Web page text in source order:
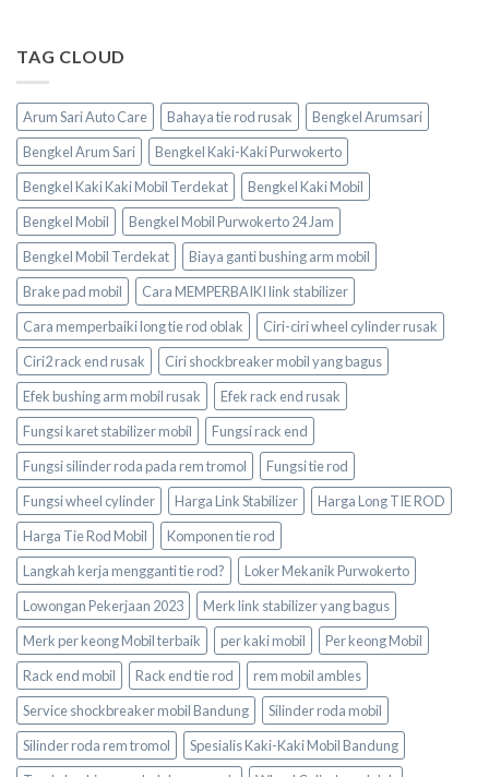
TAG CLOUD
Arum Sari Auto Care Bahaya tie rod rusak
Bengkel Arumsari
Bengkel Arum Sari
Bengkel Kaki-Kaki Purwokerto
Bengkel Kaki Kaki Mobil Terdekat
Bengkel Kaki Mobil
Bengkel Mobil
Bengkel Mobil Purwokerto 24 Jam
Bengkel Mobil Terdekat
Biaya ganti bushing arm mobil
Brake pad mobil
Cara MEMPERBAIKI link stabilizer
Cara memperbaiki long tie rod oblak
Ciri-ciri wheel cylinder rusak
Ciri2 rack end rusak
Ciri shockbreaker mobil yang bagus
Efek bushing arm mobil rusak
Efek rack end rusak
Fungsi karet stabilizer mobil
Fungsi rack end
Fungsi silinder roda pada rem tromol
Fungsi tie rod
Fungsi wheel cylinder
Harga Link Stabilizer
Harga Long TIE ROD
Harga Tie Rod Mobil
Komponen tie rod
Langkah kerja mengganti tie rod?
Loker Mekanik Purwokerto
Lowongan Pekerjaan 2023
Merk link stabilizer yang bagus
Merk per keong Mobil terbaik
per kaki mobil
Per keong Mobil
Rack end mobil
Rack end tie rod
rem mobil ambles
Service shockbreaker mobil Bandung
Silinder roda mobil
Silinder roda rem tromol
Spesialis Kaki-Kaki Mobil Bandung